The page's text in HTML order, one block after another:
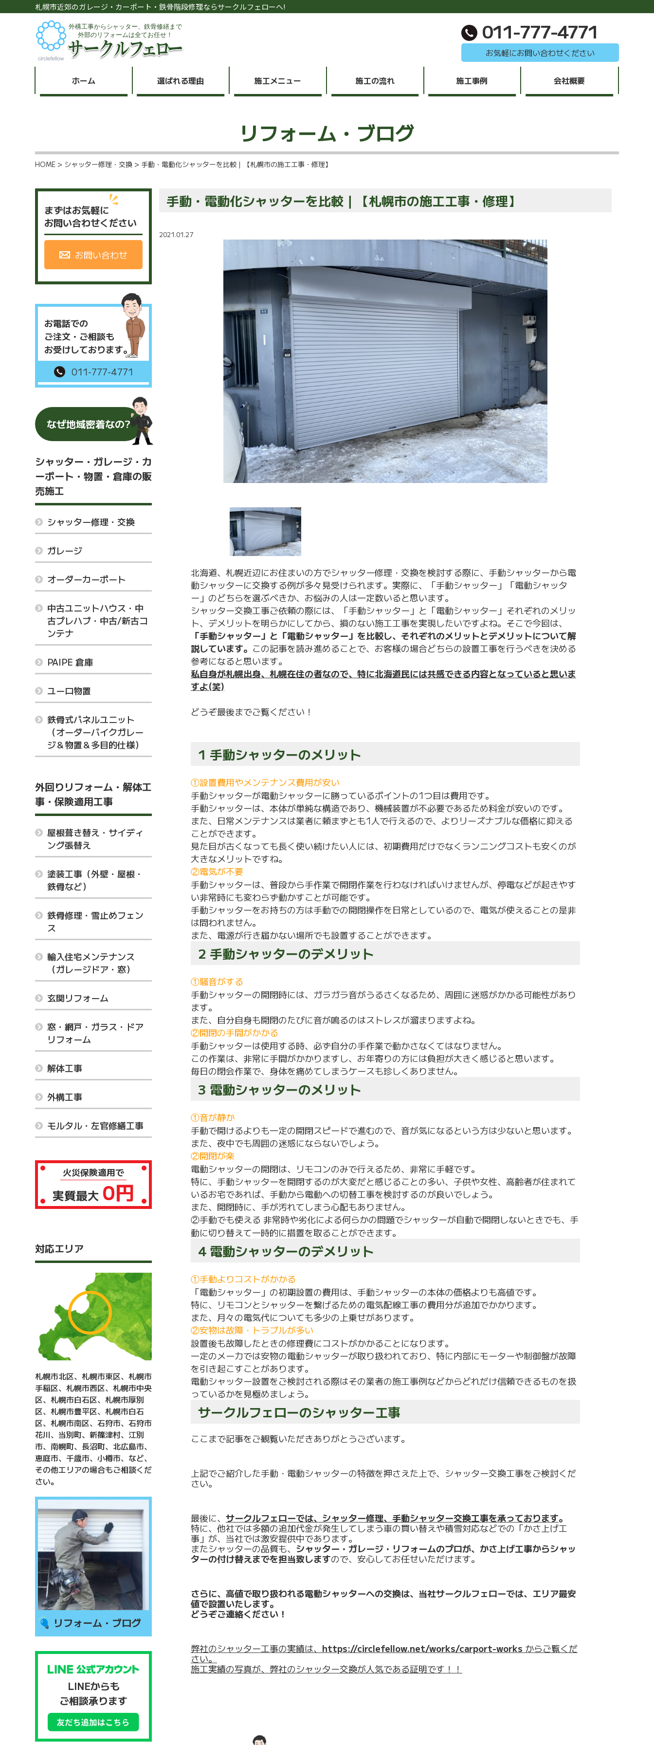
札幌市近郊のガレージ・カーポート・鉄骨階段修理ならサークルフェローへ!
011-777-4771
お気軽にお問い合わせください
ホーム 選ばれる理由 施工メニュー 施工の流れ 施工事例 会社概要
リフォーム・ブログ
HOME > シャッター修理・交換 > 手動・電動化シャッターを比較｜【札幌市の施工工事・修理】
まずはお気軽に
お問い合わせください
お問い合わせ
お電話での
ご注文・ご相談も
お受けしております。
011-777-4771
なぜ地域密着なの?
シャッター・ガレージ・カ
ーポート・物置・倉庫の販
売施工
シャッター修理・交換
ガレージ
オーダーカーポート
中古ユニットハウス・中
古プレハブ・中古/新古コ
ンテナ
PAIPE 倉庫
ユーロ物置
鉄骨式パネルユニット
（オーダーバイクガレー
ジ＆物置＆多目的仕様）
外回りリフォーム・解体工
事・保険適用工事
屋根葺き替え・サイディ
ング張替え
塗装工事（外壁・屋根・
鉄骨など）
鉄骨修理・雪止めフェン
ス
輸入住宅メンテナンス
（ガレージドア・窓）
玄関リフォーム
窓・網戸・ガラス・ドア
リフォーム
解体工事
外構工事
モルタル・左官修繕工事
火災保険適用で
実質最大 0円
対応エリア
札幌市北区、札幌市東区、札幌市
手稲区、札幌市西区、札幌市中央
区、札幌市白石区、札幌市厚別
区、札幌市豊平区、札幌市白石
区、札幌市南区、石狩市、石狩市
花川、当別町、新篠津村、江別
市、南幌町、長沼町、北広島市、
恵庭市、千歳市、小樽市、など、
その他エリアの場合もご相談くだ
さい。
リフォーム・ブログ
LINEからも
ご相談承ります
手動・電動化シャッターを比較｜【札幌市の施工工事・修理】
2021.01.27
北海道、札幌近辺にお住まいの方でシャッター修理・交換を検討する際に、手動シャッターから電
動シャッターに交換する例が多々見受けられます。実際に、「手動シャッター」「電動シャッタ
ー」のどちらを選ぶべきか、お悩みの人は一定数いると思います。
シャッター交換工事ご依頼の際には、「手動シャッター」と「電動シャッター」それぞれのメリッ
ト、デメリットを明らかにしてから、損のない施工工事を実現したいですよね。そこで今回は、
「手動シャッター」と「電動シャッター」を比較し、それぞれのメリットとデメリットについて解
説しています。 この記事を読み進めることで、お客様の場合どちらの設置工事を行うべきを決める
参考になると思います。
私自身が札幌出身、札幌在住の者なので、特に北海道民には共感できる内容となっていると思いま
すよ(笑)
どうぞ最後までご覧ください！
1 手動シャッターのメリット
①設置費用やメンテナンス費用が安い
手動シャッターが電動シャッターに勝っているポイントの1つ目は費用です。
手動シャッターは、本体が単純な構造であり、機械装置が不必要であるため料金が安いのです。
また、日常メンテナンスは業者に頼まずとも1人で行えるので、よりリーズナブルな価格に抑える
ことができます。
見た目が古くなっても長く使い続けたい人には、初期費用だけでなくランニングコストも安くのが
大きなメリットですね。
②電気が不要
手動シャッターは、普段から手作業で開閉作業を行わなければいけませんが、停電などが起きやす
い非常時にも変わらず動かすことが可能です。
手動シャッターをお持ちの方は手動での開閉操作を日常としているので、電気が使えることの是非
は問われません。
また、電源が行き届かない場所でも設置することができます。
2 手動シャッターのデメリット
①騒音がする
手動シャッターの開閉時には、ガラガラ音がうるさくなるため、周囲に迷惑がかかる可能性があり
ます。
また、自分自身も開閉のたびに音が鳴るのはストレスが溜まりますよね。
②開閉の手間がかかる
手動シャッターは使用する時、必ず自分の手作業で動かさなくてはなりません。
この作業は、非常に手間がかかりますし、お年寄りの方には負担が大きく感じると思います。
毎日の閉会作業で、身体を痛めてしまうケースも珍しくありません。
3 電動シャッターのメリット
①音が静か
手動で開けるよりも一定の開閉スピードで進むので、音が気になるという方は少ないと思います。
また、夜中でも周囲の迷惑にならないでしょう。
②開閉が楽
電動シャッターの開閉は、リモコンのみで行えるため、非常に手軽です。
特に、手動シャッターを開閉するのが大変だと感じることの多い、子供や女性、高齢者が住まれて
いるお宅であれば、手動から電動への切替工事を検討するのが良いでしょう。
また、開閉時に、手が汚れてしまう心配もありません。
②手動でも使える 非常時や劣化による何らかの問題でシャッターが自動で開閉しないときでも、手
動に切り替えて一時的に措置を取ることができます。
4 電動シャッターのデメリット
①手動よりコストがかかる
「電動シャッター」の初期設置の費用は、手動シャッターの本体の価格よりも高値です。
特に、リモコンとシャッターを繋げるための電気配線工事の費用分が追加でかかります。
また、月々の電気代についても多少の上乗せがあります。
②安物は故障・トラブルが多い
設置後も故障したときの修理費にコストがかかることになります。
一定のメーカでは安物の電動シャッターが取り扱われており、特に内部にモーターや制御盤が故障
を引き起こすことがあります。
電動シャッター設置をご検討される際はその業者の施工事例などからどれだけ信頼できるものを扱
っているかを見極めましょう。
サークルフェローのシャッター工事
ここまで記事をご観覧いただきありがとうございます。
上記でご紹介した手動・電動シャッターの特徴を押さえた上で、シャッター交換工事をご検討くだ
さい。
最後に、 サークルフェローでは、シャッター修理、手動シャッター交換工事を承っております。
特に、他社では多額の追加代金が発生してしまう車の買い替えや積雪対応などでの「かさ上げ工
事」が、当社では激安提供中であります。
またシャッターの品質も、 シャッター・ガレージ・リフォームのプロが、かさ上げ工事からシャッ
ターの付け替えまでを担当致しますので、安心してお任せいただけます。
さらに、高値で取り扱われる電動シャッターへの交換は、当社サークルフェローでは、エリア最安
値で設置いたします。
どうぞご連絡ください！
弊社のシャッター工事の実績は、 https://circlefellow.net/works/carport-works からご覧くだ
さい。
施工実績の写真が、弊社のシャッター交換が人気である証明です！！